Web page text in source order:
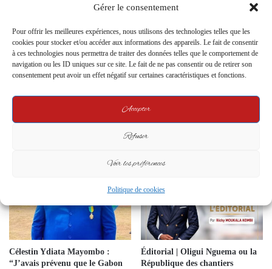
Gérer le consentement
Pour offrir les meilleures expériences, nous utilisons des technologies telles que les
cookies pour stocker et/ou accéder aux informations des appareils. Le fait de consentir
à ces technologies nous permettra de traiter des données telles que le comportement de
navigation ou les ID uniques sur ce site. Le fait de ne pas consentir ou de retirer son
consentement peut avoir un effet négatif sur certaines caractéristiques et fonctions.
Accepter
Refuser
Voir les préférences
Politique de cookies
16 August 2023
moderne »
Célestin Ydiata Mayombo :
“J’avais prévenu que le Gabon
Éditorial | Oligui Nguema ou la
République des chantiers